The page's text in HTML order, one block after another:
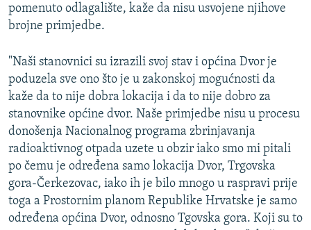
pomenuto odlagalište, kaže da nisu usvojene njihove
brojne primjedbe.
"Naši stanovnici su izrazili svoj stav i općina Dvor je
poduzela sve ono što je u zakonskoj mogućnosti da
kaže da to nije dobra lokacija i da to nije dobro za
stanovnike općine dvor. Naše primjedbe nisu u procesu
donošenja Nacionalnog programa zbrinjavanja
radioaktivnog otpada uzete u obzir iako smo mi pitali
po čemu je određena samo lokacija Dvor, Trgovska
gora-Čerkezovac, iako ih je bilo mnogo u raspravi prije
toga a Prostornim planom Republike Hrvatske je samo
određena općina Dvor, odnosno Tgovska gora. Koji su to